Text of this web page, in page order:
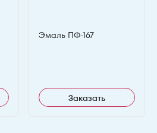
Эмаль ПФ-167
Заказать